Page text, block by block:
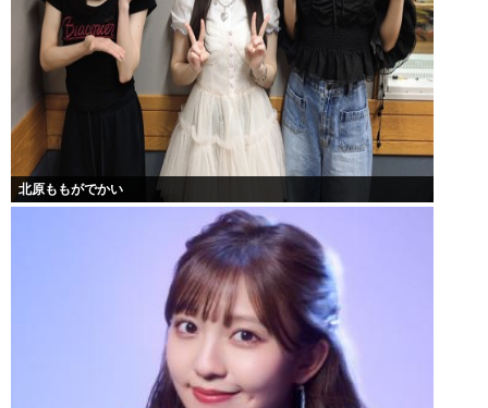
北原ももがでかい